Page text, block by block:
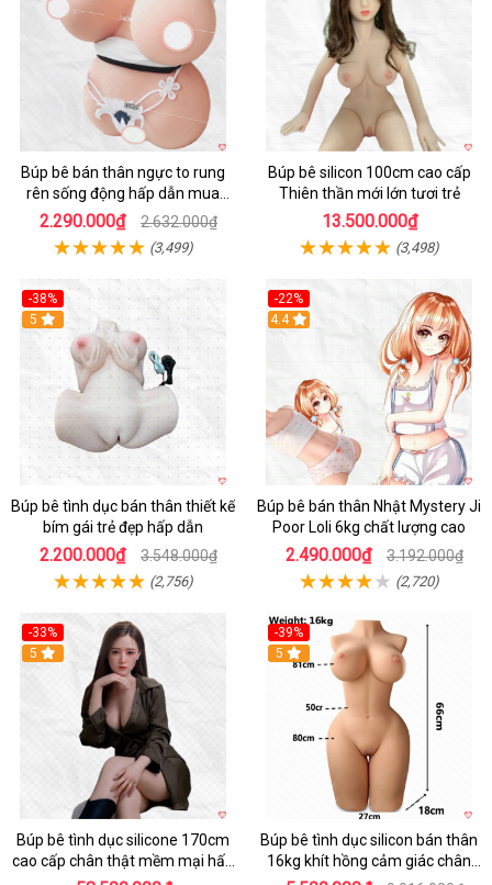
Búp bê bán thân ngực to rung
rên sống động hấp dẫn mua
ngay
2.290.000₫ 2.632.000₫
(3,499)
Búp bê silicon 100cm cao cấp
Thiên thần mới lớn tươi trẻ
13.500.000₫
(3,498)
-38%
Hot
5
Búp bê tình dục bán thân thiết kế
bím gái trẻ đẹp hấp dẫn
2.200.000₫ 3.548.000₫
(2,756)
-22%
Hot
4.4
Búp bê bán thân Nhật Mystery Ji
Poor Loli 6kg chất lượng cao
2.490.000₫ 3.192.000₫
(2,720)
-33%
5
Búp bê tình dục silicone 170cm
cao cấp chân thật mềm mại hấp
-39%
5
Búp bê tình dục silicon bán thân
16kg khít hồng cảm giác chân